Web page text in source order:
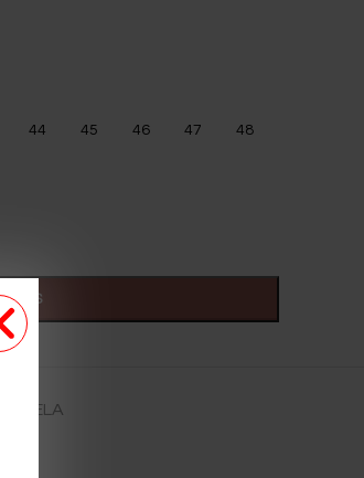
44 45 46 47 48
SUELA